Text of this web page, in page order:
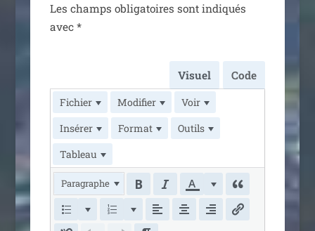
Les champs obli­ga­toires sont indi­qués
avec *
Visuel Code
Fichier Modifier
Voir
Insérer
Format
Outils
Tableau
Paragraphe